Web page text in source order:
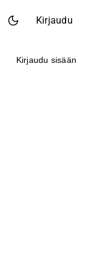
Kirjaudu
Kirjaudu sisään